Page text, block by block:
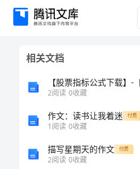
2024
相关文档
2阅读 0收藏
作文：读书让我着迷 付费
1阅读 0收藏
描写星期天的作文 付费
2阅读 0收藏